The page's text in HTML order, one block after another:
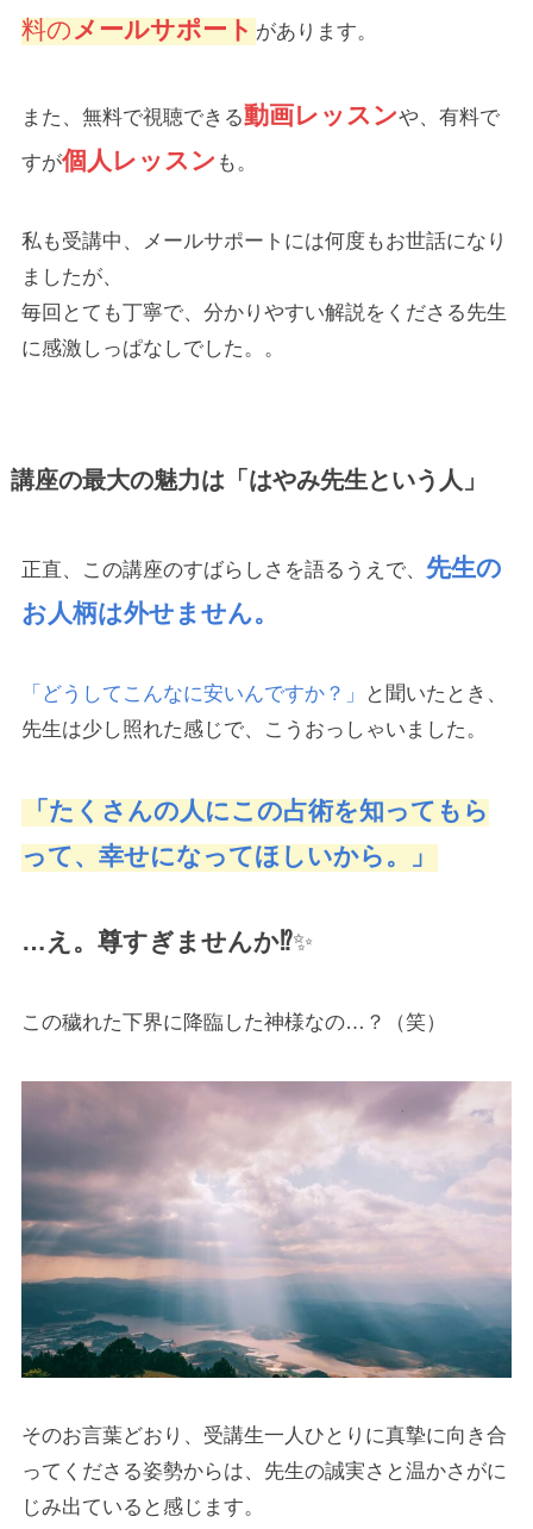
料の メールサポート があります。
また、無料で視聴できる動画レッスンや、有料で
すが個人レッスン も。
私も受講中、メールサポートには何度もお世話になり
ましたが、
毎回とても丁寧で、分かりやすい解説をくださる先生
に感激しっぱなしでした。。
講座の最大の魅力は「はやみ先生という人」
正直、この講座のすばらしさを語るうえで、 先生の
お人柄は外せません。
「どうしてこんなに安いんですか？」
と聞いたとき、
先生は少し照れた感じで、こうおっしゃいました。
「たくさんの人にこの占術を知ってもら
って、幸せになってほしいから。」
…え。尊すぎませんか⁉✨
この穢れた下界に降臨した神様なの…？（笑）
そのお言葉どおり、受講生一人ひとりに真摯に向き合
ってくださる姿勢からは、先生の誠実さと温かさがに
じみ出ていると感じます。